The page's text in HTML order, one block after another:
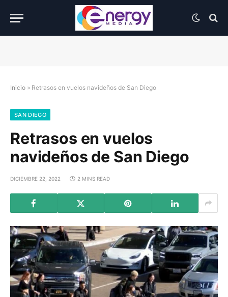
Inicio » Retrasos en vuelos navideños de San Diego
SAN DIEGO
Retrasos en vuelos
navideños de San Diego
DICIEMBRE 22, 2022 2 MINS READ